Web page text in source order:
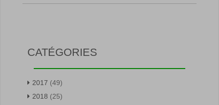
CATÉGORIES
2017 (49)
2018 (25)